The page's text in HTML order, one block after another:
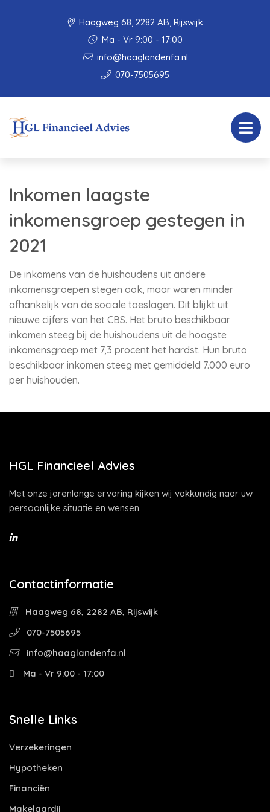
Haagweg 68, 2282 AB, Rijswijk
Ma - Vr 9:00 - 17:00
info@haaglandenfa.nl
070-7505695
Inkomen laagste
inkomensgroep gestegen in
2021
De inkomens van de huishoudens uit andere
inkomensgroepen stegen ook, maar waren minder
afhankelijk van de sociale toeslagen. Dit blijkt uit
nieuwe cijfers van het CBS. Het bruto beschikbaar
inkomen steeg bij de huishoudens uit de hoogste
inkomensgroep met 7,3 procent het hardst. Hun bruto
beschikbaar inkomen steeg met gemiddeld 7.000 euro
per huishouden.
HGL Financieel Advies
Met onze jarenlange ervaring kijken wij vakkundig naar uw
persoonlijke situatie en wensen.
Contactinformatie
Haagweg 68, 2282 AB, Rijswijk
070-7505695
info@haaglandenfa.nl
Ma - Vr 9:00 - 17:00
Snelle Links
Verzekeringen
Hypotheken
Financiën
Makelaardij